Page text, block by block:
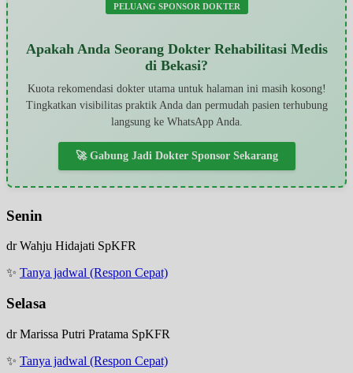
PELUANG SPONSOR DOKTER
Apakah Anda Seorang Dokter Rehabilitasi Medis
di Bekasi?
Kuota rekomendasi dokter utama untuk halaman ini masih kosong!
Tingkatkan visibilitas praktik Anda dan permudah pasien terhubung
langsung ke WhatsApp Anda.
🚀 Gabung Jadi Dokter Sponsor Sekarang
Senin
dr Wahju Hidajati SpKFR
✨ Tanya jadwal (Respon Cepat)
Selasa
dr Marissa Putri Pratama SpKFR
✨ Tanya jadwal (Respon Cepat)